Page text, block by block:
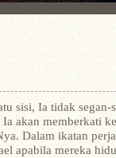
sisi, Ia tidak segan-
akan memberkati
Dalam ikatan
apabila mereka